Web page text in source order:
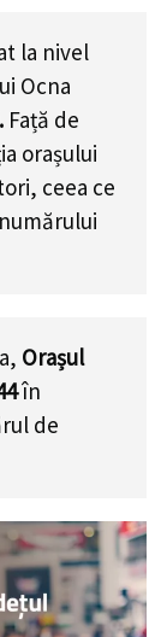
la nivel
Ocna
Față de
orașului
ceea ce
Orașul
în
de